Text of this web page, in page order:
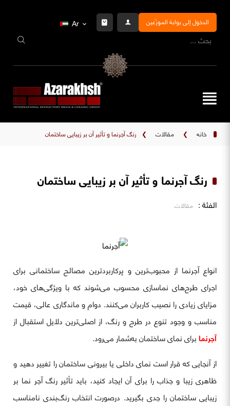
الدخول إلى بوابة الموزّعين Ar
خانه ❯ مقالات ❯ رنگ آجرنما و تأثیر آن بر زیبایی ساختمان
رنگ آجرنما و تأثیر آن بر زیبایی ساختمان
الفئة : مقالات
انواع آجرنما از محبوب‌ترین و پرکاربردترین مصالح ساختمانی برای
اجرای طرح‌های نماسازی محسوب می‌شوند که با ویژگی‌های خود،
مزایای زیادی را نصیب کاربران می‌کنند. دوام و ماندگاری عالی، قیمت
مناسب و وجود تنوع در طرح و رنگ، از اصلی‌ترین دلایل استقبال از
آجرنمابرای نمای ساختمان به‌شمار می‌رود.
از آنجایی که قرار است نمای داخلی یا بیرونی ساختمان را تغییر دهید و
ظاهری زیبا و جذاب را برای آن ایجاد کنید، باید تأثیر رنگ آجر نما بر
زیبایی ساختمان را جدی بگیرید. درصورت انتخاب رنگ‌بندی نامناسب